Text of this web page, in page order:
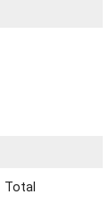
Total